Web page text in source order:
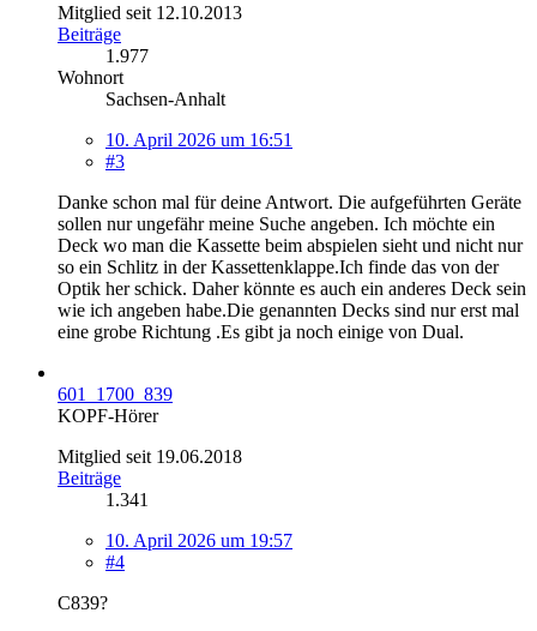
Mitglied seit 12.10.2013
Beiträge
1.977
Wohnort
Sachsen-Anhalt
10. April 2026 um 16:51
#3
Danke schon mal für deine Antwort. Die aufgeführten Geräte
sollen nur ungefähr meine Suche angeben. Ich möchte ein
Deck wo man die Kassette beim abspielen sieht und nicht nur
so ein Schlitz in der Kassettenklappe.Ich finde das von der
Optik her schick. Daher könnte es auch ein anderes Deck sein
wie ich angeben habe.Die genannten Decks sind nur erst mal
eine grobe Richtung .Es gibt ja noch einige von Dual.
601_1700_839
KOPF-Hörer
Mitglied seit 19.06.2018
Beiträge
1.341
10. April 2026 um 19:57
#4
C839?